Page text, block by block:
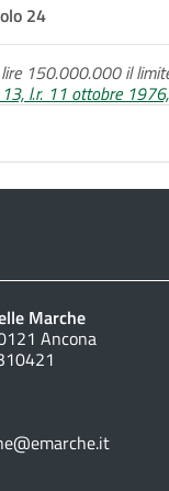
24
150.000.000 il
l.r. 11 ottobre
Marche
Ancona